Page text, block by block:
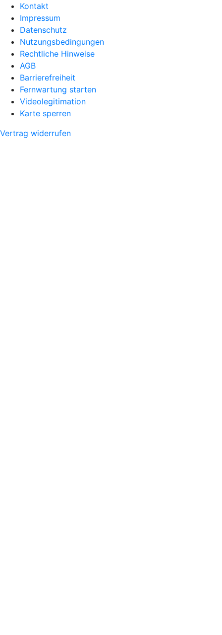
Kontakt
Impressum
Datenschutz
Nutzungsbedingungen
Rechtliche Hinweise
AGB
Barrierefreiheit
Fernwartung starten
Videolegitimation
Karte sperren
Vertrag widerrufen